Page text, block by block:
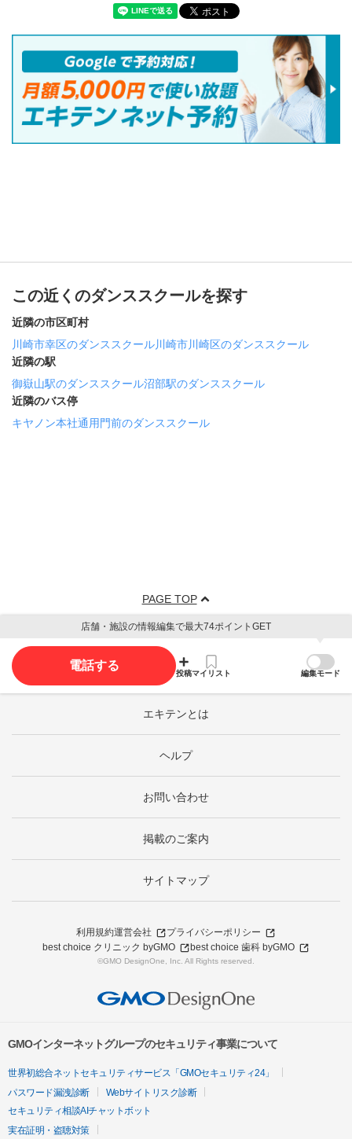
この近くのダンススクールを探す
近隣の市区町村
川崎市幸区のダンススクール川崎市川崎区のダンススクール
近隣の駅
御嶽山駅のダンススクール沼部駅のダンススクール
近隣のバス停
キヤノン本社通用門前のダンススクール
PAGE TOP
店舗・施設の情報編集で最大74ポイントGET
電話する
投稿マイリスト 編集モード
エキテンとは
ヘルプ
お問い合わせ
掲載のご案内
サイトマップ
利用規約運営会社
プライバシーポリシー
best choice クリニック byGMO
best choice 歯科 byGMO
©GMO DesignOne, Inc. All Rights reserved.
GMOインターネットグループのセキュリティ事業について
世界初総合ネットセキュリティサービス「GMOセキュリティ24」
パスワード漏洩診断
Webサイトリスク診断
セキュリティ相談AIチャットボット
実在証明・盗聴対策